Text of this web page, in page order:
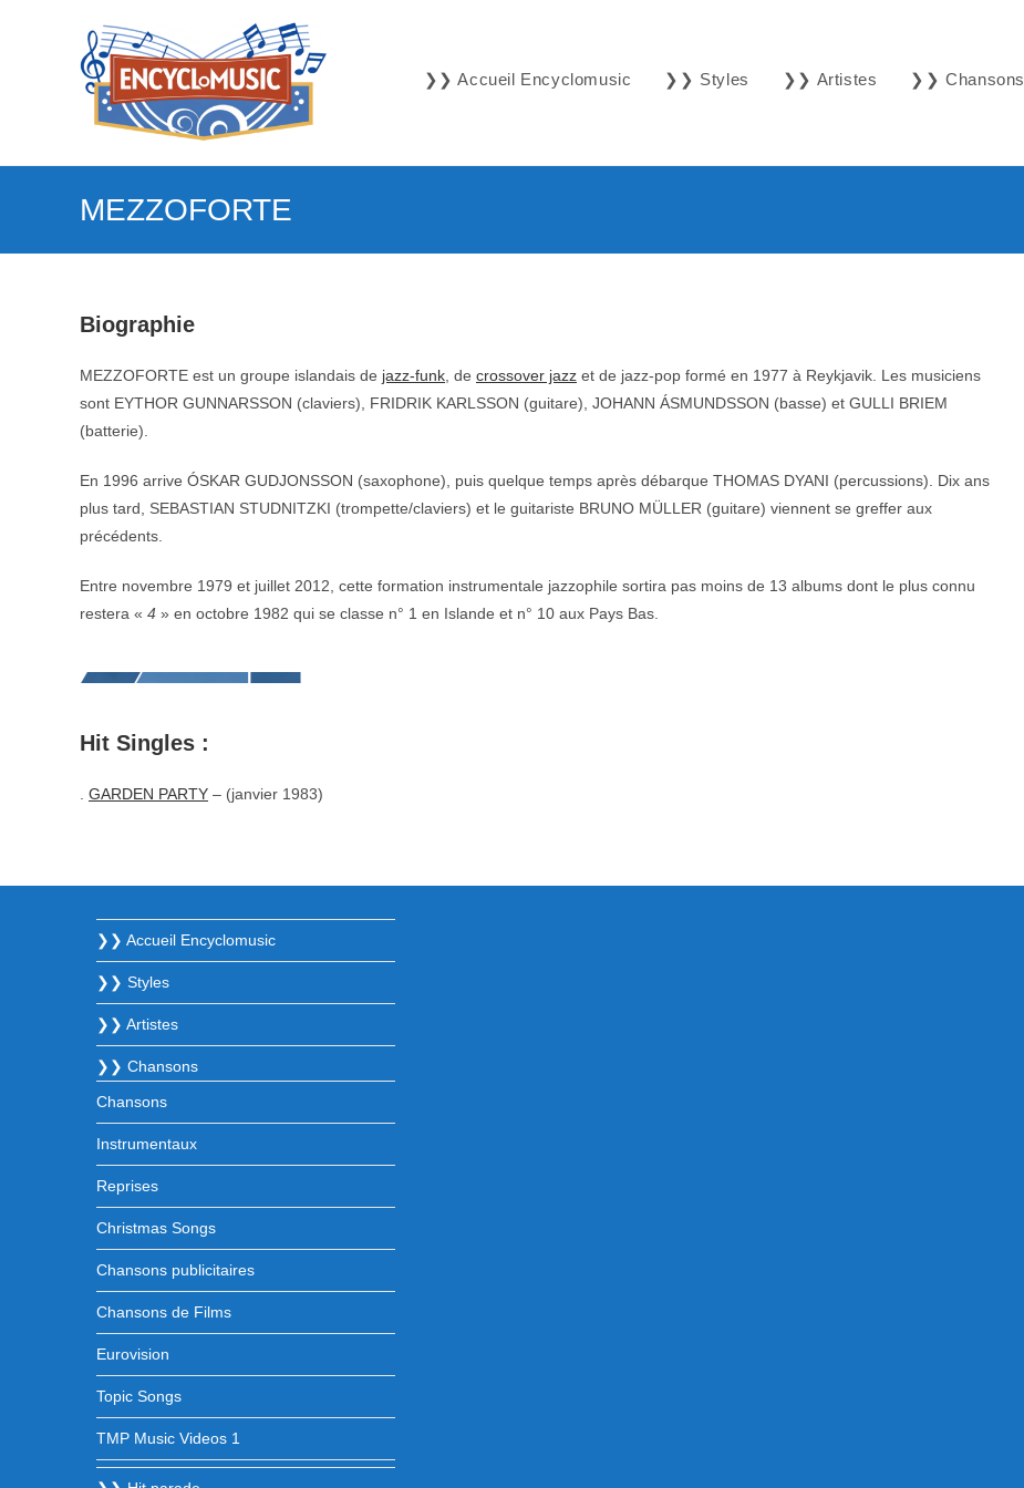
❯❯ Accueil Encyclomusic ❯❯ Styles ❯❯ Artistes ❯❯ Chansons
MEZZOFORTE
Biographie
MEZZOFORTE est un groupe islandais de jazz-funk , de crossover jazz et de jazz-pop formé en 1977 à Reykjavik. Les musiciens
sont EYTHOR GUNNARSSON (claviers), FRIDRIK KARLSSON (guitare), JOHANN ÁSMUNDSSON (basse) et GULLI BRIEM
(batterie).
En 1996 arrive ÓSKAR GUDJONSSON (saxophone), puis quelque temps après débarque THOMAS DYANI (percussions). Dix ans
plus tard, SEBASTIAN STUDNITZKI (trompette/claviers) et le guitariste BRUNO MÜLLER (guitare) viennent se greffer aux
précédents.
Entre novembre 1979 et juillet 2012, cette formation instrumentale jazzophile sortira pas moins de 13 albums dont le plus connu
restera « 4 » en octobre 1982 qui se classe n° 1 en Islande et n° 10 aux Pays Bas.
Hit Singles :
GARDEN PARTY – (janvier 1983)
❯❯ Accueil Encyclomusic
❯❯ Styles
❯❯ Artistes
❯❯ Chansons
Chansons
Instrumentaux
Reprises
Christmas Songs
Chansons publicitaires
Chansons de Films
Eurovision
Topic Songs
TMP Music Videos 1